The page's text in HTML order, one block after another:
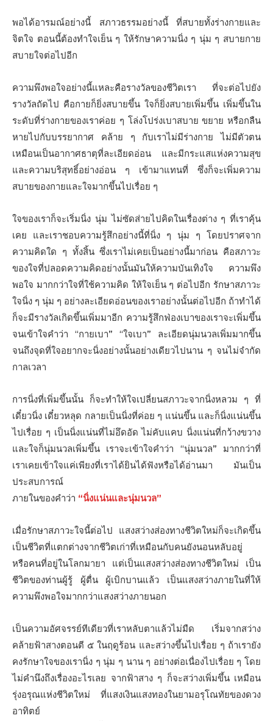
พอได้อารมณ์อย่างนี้ สภาวธรรมอย่างนี้ ที่สบายทั้งร่างกายและ
จิตใจ ตอนนี้ต้องทำใจเย็น ๆ ให้รักษาความนิ่ง ๆ นุ่ม ๆ สบายกาย
สบายใจต่อไปอีก
ความพึงพอใจอย่างนี้แหละคือรางวัลของชีวิตเรา ที่จะต่อไปยัง
รางวัลถัดไป คือกายก็ยิ่งสบายขึ้น ใจก็ยิ่งสบายเพิ่มขึ้น เพิ่มขึ้นใน
ระดับที่ร่างกายของเราค่อย ๆ โล่งโปร่งเบาสบาย ขยาย หรือกลืน
หายไปกับบรรยากาศ คล้าย ๆ กับเราไม่มีร่างกาย ไม่มีตัวตน
เหมือนเป็นอากาศธาตุที่ละเอียดอ่อน และมีกระแสแห่งความสุข
และความบริสุทธิ์อย่างอ่อน ๆ เข้ามาแทนที่ ซึ่งก็จะเพิ่มความ
สบายของกายและใจมากขึ้นไปเรื่อย ๆ
ใจของเราก็จะเริ่มนิ่ง นุ่ม ไม่ซัดส่ายไปคิดในเรื่องต่าง ๆ ที่เราคุ้น
เคย และเราชอบความรู้สึกอย่างนี้ที่นิ่ง ๆ นุ่ม ๆ โดยปราศจาก
ความคิดใด ๆ ทั้งสิ้น ซึ่งเราไม่เคยเป็นอย่างนี้มาก่อน คือสภาวะ
ของใจที่ปลอดความคิดอย่างนั้นมันให้ความบันเทิงใจ ความพึง
พอใจ มากกว่าใจที่ใช้ความคิด ให้ใจเย็น ๆ ต่อไปอีก รักษาสภาวะ
ใจนิ่ง ๆ นุ่ม ๆ อย่างละเอียดอ่อนของเราอย่างนั้นต่อไปอีก ถ้าทำได้
ก็จะมีรางวัลเกิดขึ้นเพิ่มมาอีก ความรู้สึกฟ่องเบาของเราจะเพิ่มขึ้น
จนเข้าใจคำว่า “กายเบา” “ใจเบา” ละเอียดนุ่มนวลเพิ่มมากขึ้น
จนถึงจุดที่ใจอยากจะนิ่งอย่างนั้นอย่างเดียวไปนาน ๆ จนไม่จำกัด
กาลเวลา
การนิ่งที่เพิ่มขึ้นนั้น ก็จะทำให้ใจเปลี่ยนสภาวะจากนิ่งหลวม ๆ ที่
เดี๋ยวนิ่ง เดี๋ยวหลุด กลายเป็นนิ่งที่ค่อย ๆ แน่นขึ้น และก็นิ่งแน่นขึ้น
ไปเรื่อย ๆ เป็นนิ่งแน่นที่ไม่อึดอัด ไม่คับแคบ นิ่งแน่นที่กว้างขวาง
และใจก็นุ่มนวลเพิ่มขึ้น เราจะเข้าใจคำว่า “นุ่มนวล” มากกว่าที่
เราเคยเข้าใจแค่เพียงที่เราได้ยินได้ฟังหรือได้อ่านมา มันเป็น
ประสบการณ์
ภายในของคำว่า “นิ่งแน่นและนุ่มนวล”
เมื่อรักษาสภาวะใจนี้ต่อไป แสงสว่างส่องทางชีวิตใหม่ก็จะเกิดขึ้น
เป็นชีวิตที่แตกต่างจากชีวิตเก่าที่เหมือนกับคนยังนอนหลับอยู่
หรือคนที่อยู่ในโลกมายา แต่เป็นแสงสว่างส่องทางชีวิตใหม่ เป็น
ชีวิตของท่านผู้รู้ ผู้ตื่น ผู้เบิกบานแล้ว เป็นแสงสว่างภายในที่ให้
ความพึงพอใจมากกว่าแสงสว่างภายนอก
เป็นความอัศจรรย์ทีเดียวที่เราหลับตาแล้วไม่มืด เริ่มจากสว่าง
คล้ายฟ้าสางตอนตี ๕ ในฤดูร้อน และสว่างขึ้นไปเรื่อย ๆ ถ้าเรายัง
คงรักษาใจของเรานิ่ง ๆ นุ่ม ๆ นาน ๆ อย่างต่อเนื่องไปเรื่อย ๆ โดย
ไม่คำนึงถึงเรื่องอะไรเลย จากฟ้าสาง ๆ ก็จะสว่างเพิ่มขึ้น เหมือน
รุ่งอรุณแห่งชีวิตใหม่ ที่แสงเงินแสงทองในยามอรุโณทัยของดวง
อาทิตย์